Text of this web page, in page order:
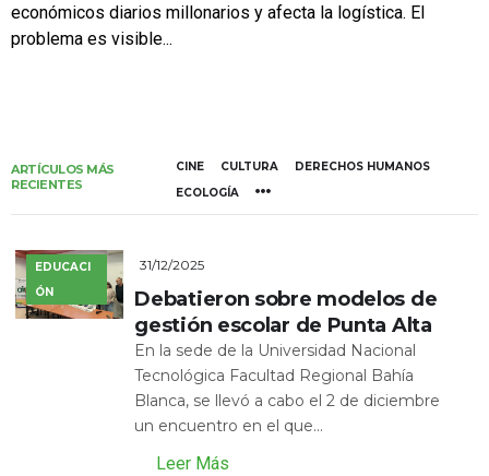
económicos diarios millonarios y afecta la logística. El
problema es visible...
ARTÍCULOS MÁS
RECIENTES
CINE CULTURA
DERECHOS HUMANOS
ECOLOGÍA
EDUCACI
ÓN
31/12/2025
Debatieron sobre modelos de
gestión escolar de Punta Alta
En la sede de la Universidad Nacional
Tecnológica Facultad Regional Bahía
Blanca, se llevó a cabo el 2 de diciembre
un encuentro en el que...
Leer Más